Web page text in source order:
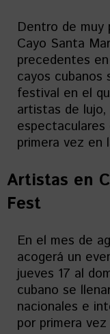
Dentro de muy
Cayo Santa
precedentes
cayos cubanos
festival en el
artistas de
primera vez en
Artistas en
Fest
En el mes de
acogerá un
jueves 17 al
cubano se
nacionales e
por primera